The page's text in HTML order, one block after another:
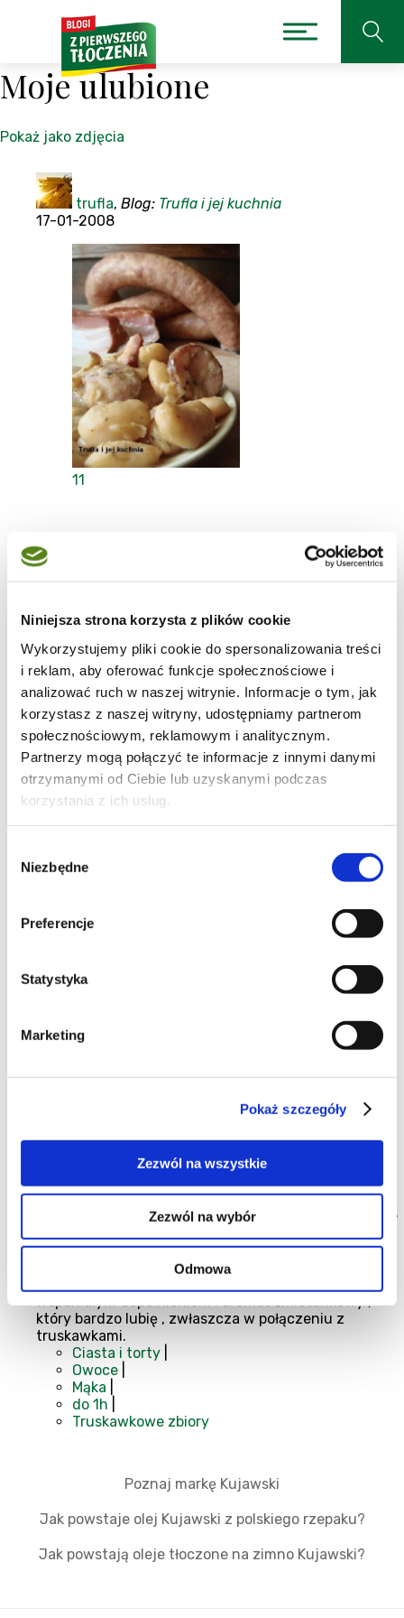
Niniejsza strona korzysta z plików cookie
Wykorzystujemy pliki cookie do spersonalizowania treści
i reklam, aby oferować funkcje społecznościowe i
analizować ruch w naszej witrynie. Informacje o tym, jak
korzystasz z naszej witryny, udostępniamy partnerom
społecznościowym, reklamowym i analitycznym.
Partnerzy mogą połączyć te informacje z innymi danymi
otrzymanymi od Ciebie lub uzyskanymi podczas
korzystania z ich usług.
zgody
Niezbędne
Preferencje
Statystyka
Marketing
Pokaż szczegóły
Zezwól na wszystkie
Zezwól na wybór
Odmowa
Moje ulubione
Pokaż jako zdjęcia
trufla, Blog: Trufla i jej kuchnia
17-01-2008
11
Fasolka po bretońsku
wodą. Kolejnego dnia fasolę ugotować w zmienionej
wodzie.
Kolacja
evenka Blog: Arabeska
05-06-2009
13
truskawkami
Miałam wielką ochotę na jakieś proste , ucierane
ciasto z dodatkiem truskawek. Robiłam już jogurtowe
i na maślance (obydwa bardzo dobre) , ale kiedy
zobaczyłam ten przepis , pomyślałam , że wart jest
wypróbowania. I nie myliłam się - ciasto było pyszne !
Od siebie dodałam tylko kruszonkę która okazała się
wspaniałym dopełnieniem i aromat śmietankowy ,
który bardzo lubię , zwłaszcza w połączeniu z
truskawkami.
Ciasta i torty
Owoce
Mąka
do 1h
Truskawkowe zbiory
Poznaj markę Kujawski
Jak powstaje olej Kujawski z polskiego rzepaku?
Jak powstają oleje tłoczone na zimno Kujawski?